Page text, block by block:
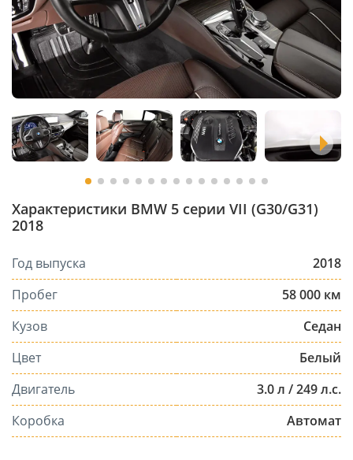
Характеристики BMW 5 серии VII (G30/G31)
2018
Год выпуска
2018
Пробег
58 000 км
Кузов
Седан
Цвет
Белый
Двигатель
3.0 л / 249 л.с.
Коробка
Автомат